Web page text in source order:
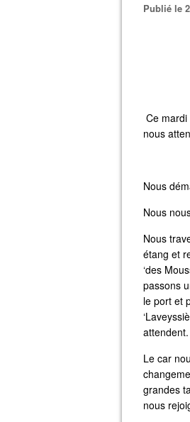
Publié le
Ce
nous
Nous
Nous
Nous
étang et
‘des
passons
le port et
attendent.
Le car
grandes
nous